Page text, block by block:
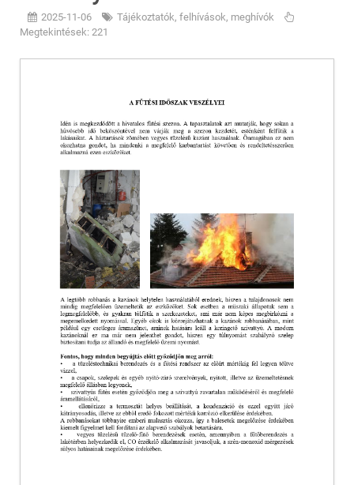
2025-11-06
Tájékoztatók, felhívások, meghívók
Megtekintések: 221